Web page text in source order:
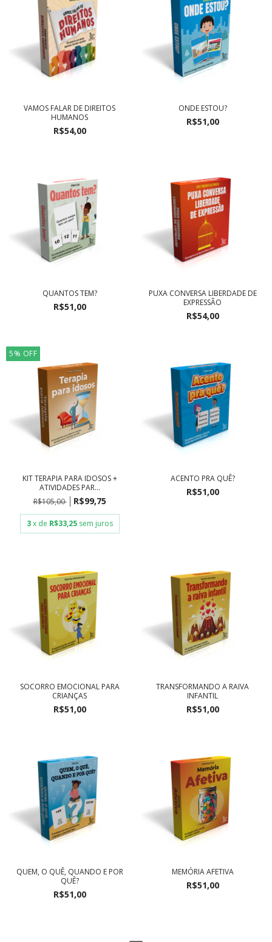
VAMOS FALAR DE DIREITOS
HUMANOS
R$54,00
ONDE ESTOU?
R$51,00
QUANTOS TEM?
R$51,00
PUXA CONVERSA LIBERDADE DE
EXPRESSÃO
R$54,00
5% OFF
KIT TERAPIA PARA IDOSOS +
ATIVIDADES PAR...
R$105,00
R$99,75
3 x de R$33,25 sem juros
ACENTO PRA QUÊ?
R$51,00
SOCORRO EMOCIONAL PARA
CRIANÇAS
R$51,00
TRANSFORMANDO A RAIVA
INFANTIL
R$51,00
QUEM, O QUÊ, QUANDO E POR
QUÊ?
R$51,00
MEMÓRIA AFETIVA
R$51,00